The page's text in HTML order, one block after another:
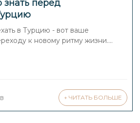
знать перед
в Турцию - вот ваше
к новому ритму жизни....
+ ЧИТАТЬ БОЛЬШЕ